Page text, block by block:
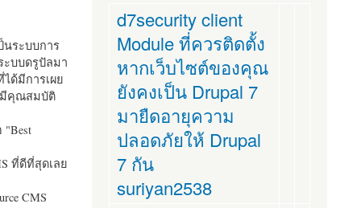
นระบบการ
ะบบดรูปัลมา
ด้มีการเผย
มีคุณสมบัติ
"Best
ที่ดีที่สุดเลย
CMS
d7security client
Module ที่ควรติดตั้ง
หากเว็บไซต์ของคุณ
ยังคงเป็น Drupal 7
มายืดอายุความ
ปลอดภัยให้ Drupal
7 กัน
suriyan2538